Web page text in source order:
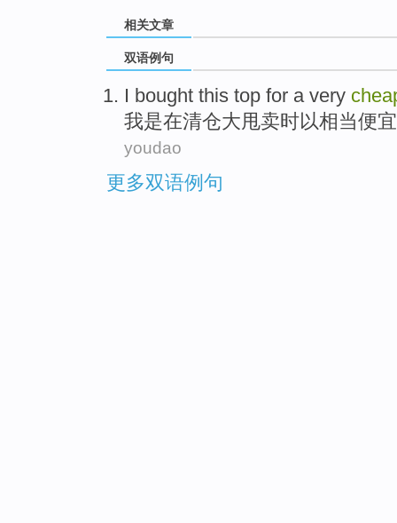
相关文章
双语例句
I bought this top for a very
我是在清仓大甩卖时以相当便宜
youdao
更多双语例句